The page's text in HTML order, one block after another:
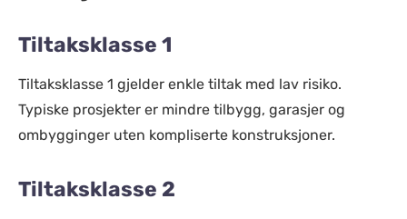
Tiltaksklasse 1
Tiltaksklasse 1 gjelder enkle tiltak med lav risiko.
Typiske prosjekter er mindre tilbygg, garasjer og
ombygginger uten kompliserte konstruksjoner.
Tiltaksklasse 2